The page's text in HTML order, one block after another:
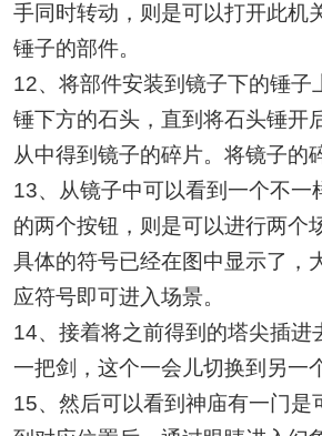
手同时转动，则是可以打开此机
锤子的部件。
12、将部件安装到镜子下的锤子
锤下方的石头，直到将石头锤开
从中得到镜子的碎片。将镜子的
13、从镜子中可以看到一个不一
的两个按钮，则是可以进行两个
具体的符号已经在图中显示了，
应符号即可进入场景。
14、接着将之前得到的塔尖插进
一把剑，这个一会儿切换到另一
15、然后可以看到神庙有一门是